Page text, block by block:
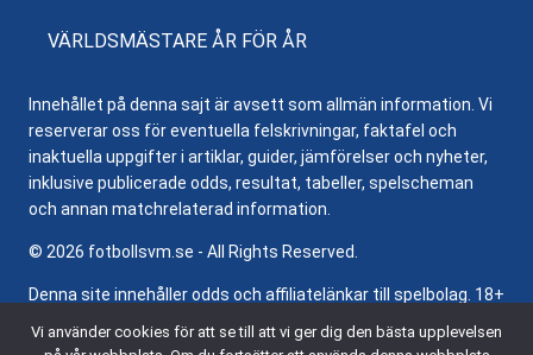
VÄRLDSMÄSTARE ÅR FÖR ÅR
Innehållet på denna sajt är avsett som allmän information. Vi
reserverar oss för eventuella felskrivningar, faktafel och
inaktuella uppgifter i artiklar, guider, jämförelser och nyheter,
inklusive publicerade odds, resultat, tabeller, spelscheman
och annan matchrelaterad information.
© 2026 fotbollsvm.se - All Rights Reserved.
Denna site innehåller odds och affiliatelänkar till spelbolag. 18+
information om ansvarsfullt spelande.
Vi använder cookies för att se till att vi ger dig den bästa upplevelsen